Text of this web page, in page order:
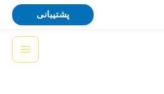
پشتیبانی